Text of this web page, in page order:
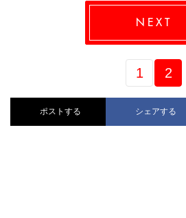
NEXT
1 2
ポストする シェアする